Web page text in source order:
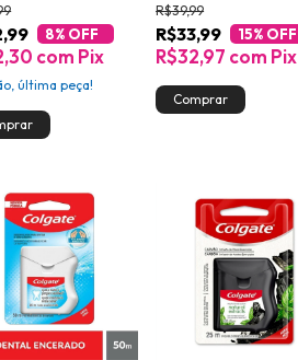
8% OFF
com Pix
última peça!
R$33,99
R$39,99
15% OFF
R$32,97 com Pix